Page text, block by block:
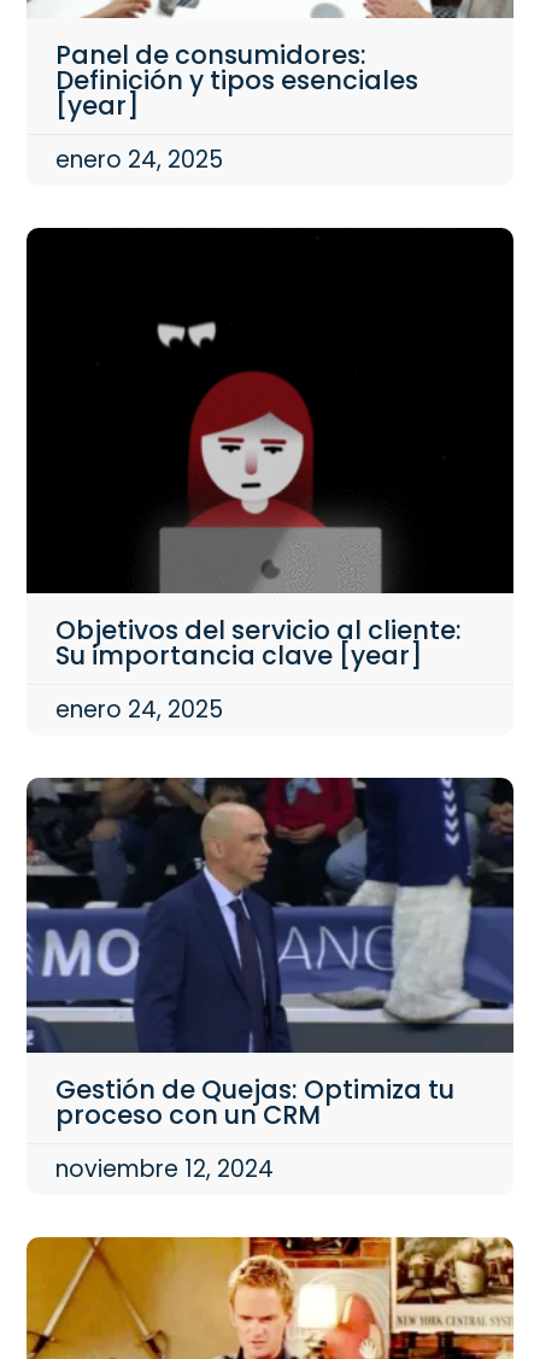
Panel de consumidores:
Definición y tipos esenciales
[year]
enero 24, 2025
Objetivos del servicio al cliente:
Su importancia clave [year]
enero 24, 2025
Gestión de Quejas: Optimiza tu
proceso con un CRM
noviembre 12, 2024